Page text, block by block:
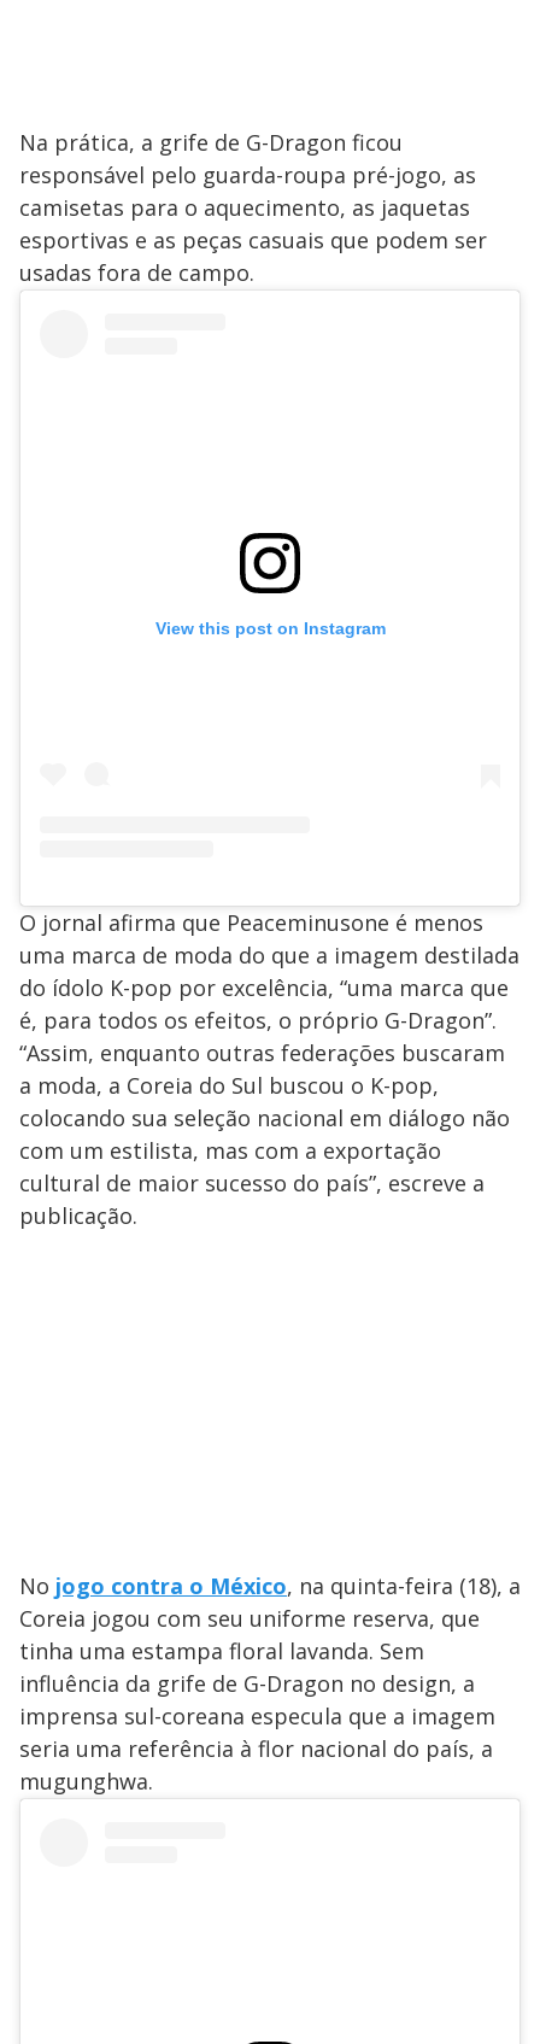
Na prática, a grife de G-Dragon ficou
responsável pelo guarda-roupa pré-jogo, as
camisetas para o aquecimento, as jaquetas
esportivas e as peças casuais que podem ser
usadas fora de campo.
View this post on Instagram
O jornal afirma que Peaceminusone é menos
uma marca de moda do que a imagem destilada
do ídolo K-pop por excelência, “uma marca que
é, para todos os efeitos, o próprio G-Dragon”.
“Assim, enquanto outras federações buscaram
a moda, a Coreia do Sul buscou o K-pop,
colocando sua seleção nacional em diálogo não
com um estilista, mas com a exportação
cultural de maior sucesso do país”, escreve a
publicação.
No jogo contra o México, na quinta-feira (18), a
Coreia jogou com seu uniforme reserva, que
tinha uma estampa floral lavanda. Sem
influência da grife de G-Dragon no design, a
imprensa sul-coreana especula que a imagem
seria uma referência à flor nacional do país, a
mugunghwa.